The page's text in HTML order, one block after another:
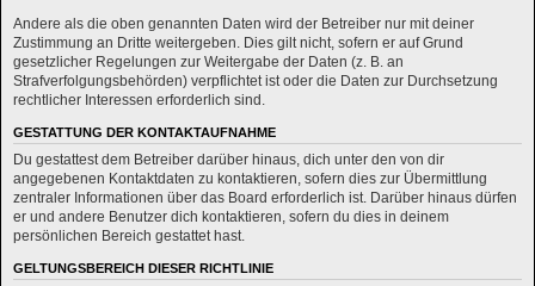
Andere als die oben genannten Daten wird der Betreiber nur mit deiner
Zustimmung an Dritte weitergeben. Dies gilt nicht, sofern er auf Grund
gesetzlicher Regelungen zur Weitergabe der Daten (z. B. an
Strafverfolgungsbehörden) verpflichtet ist oder die Daten zur Durchsetzung
rechtlicher Interessen erforderlich sind.
GESTATTUNG DER KONTAKTAUFNAHME
Du gestattest dem Betreiber darüber hinaus, dich unter den von dir
angegebenen Kontaktdaten zu kontaktieren, sofern dies zur Übermittlung
zentraler Informationen über das Board erforderlich ist. Darüber hinaus dürfen
er und andere Benutzer dich kontaktieren, sofern du dies in deinem
persönlichen Bereich gestattet hast.
GELTUNGSBEREICH DIESER RICHTLINIE